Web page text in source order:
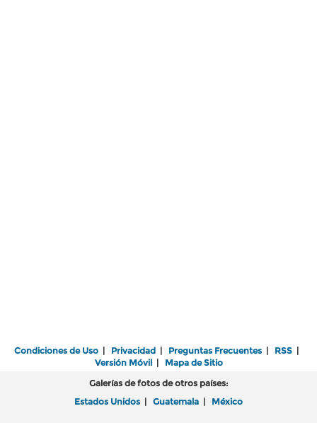
Condiciones de Uso | Privacidad | Preguntas Frecuentes | RSS |
Versión Móvil| Mapa de Sitio
Galerías de fotos de otros países:
Estados Unidos | Guatemala | México